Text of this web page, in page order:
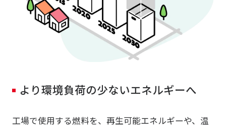
より環境負荷の少ないエネルギーへ
工場で使用する燃料を、再生可能エネルギーや、温